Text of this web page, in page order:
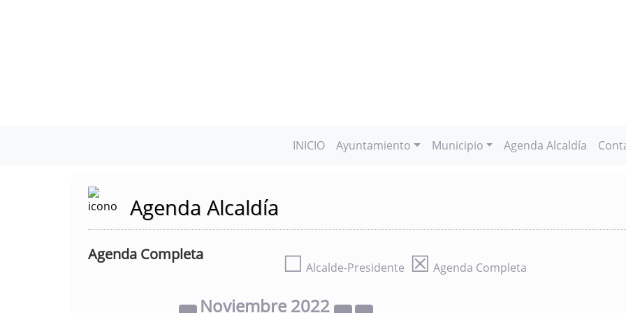
INICIO Ayuntamiento Municipio Agenda Alcaldía
Agenda Alcaldía
Agenda Completa ☐ Alcalde-Presidente ☒ Agenda Completa
Noviembre 2022